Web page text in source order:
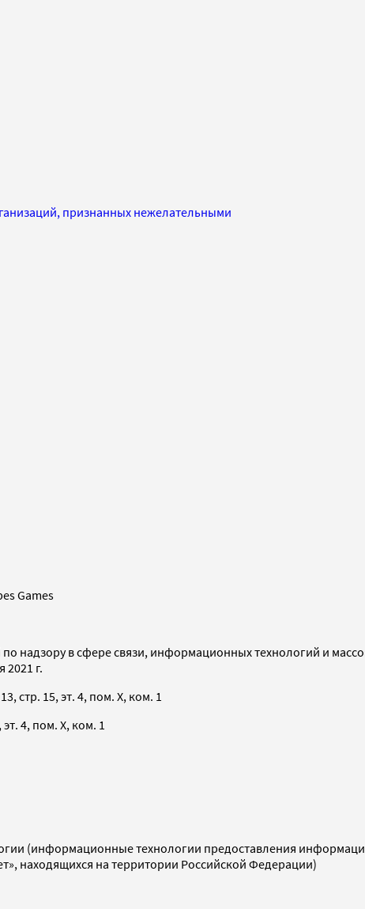
признанных нежелательными
Games
надзору в сфере связи, информационных технологий и
г.
стр. 15, эт. 4, пом. X, ком. 1
4, пом. X, ком. 1
(информационные технологии предоставления
находящихся на территории Российской Федерации)